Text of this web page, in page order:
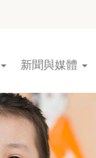
新聞與媒體